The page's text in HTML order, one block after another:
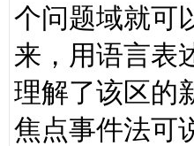
个问题域就可
来，用语言表
理解了该区的
焦点事件法可